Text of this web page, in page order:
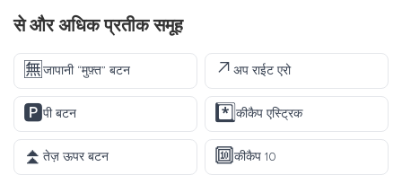
से और अधिकप्रतीकसमूह
🈚जापानी “मुफ़्त” बटन ↗️ अप राईट एरो
🅿️पी बटन *️⃣कीकैप एस्ट्रिक
⏫ तेज़ ऊपर बटन 🔟कीकैप 10